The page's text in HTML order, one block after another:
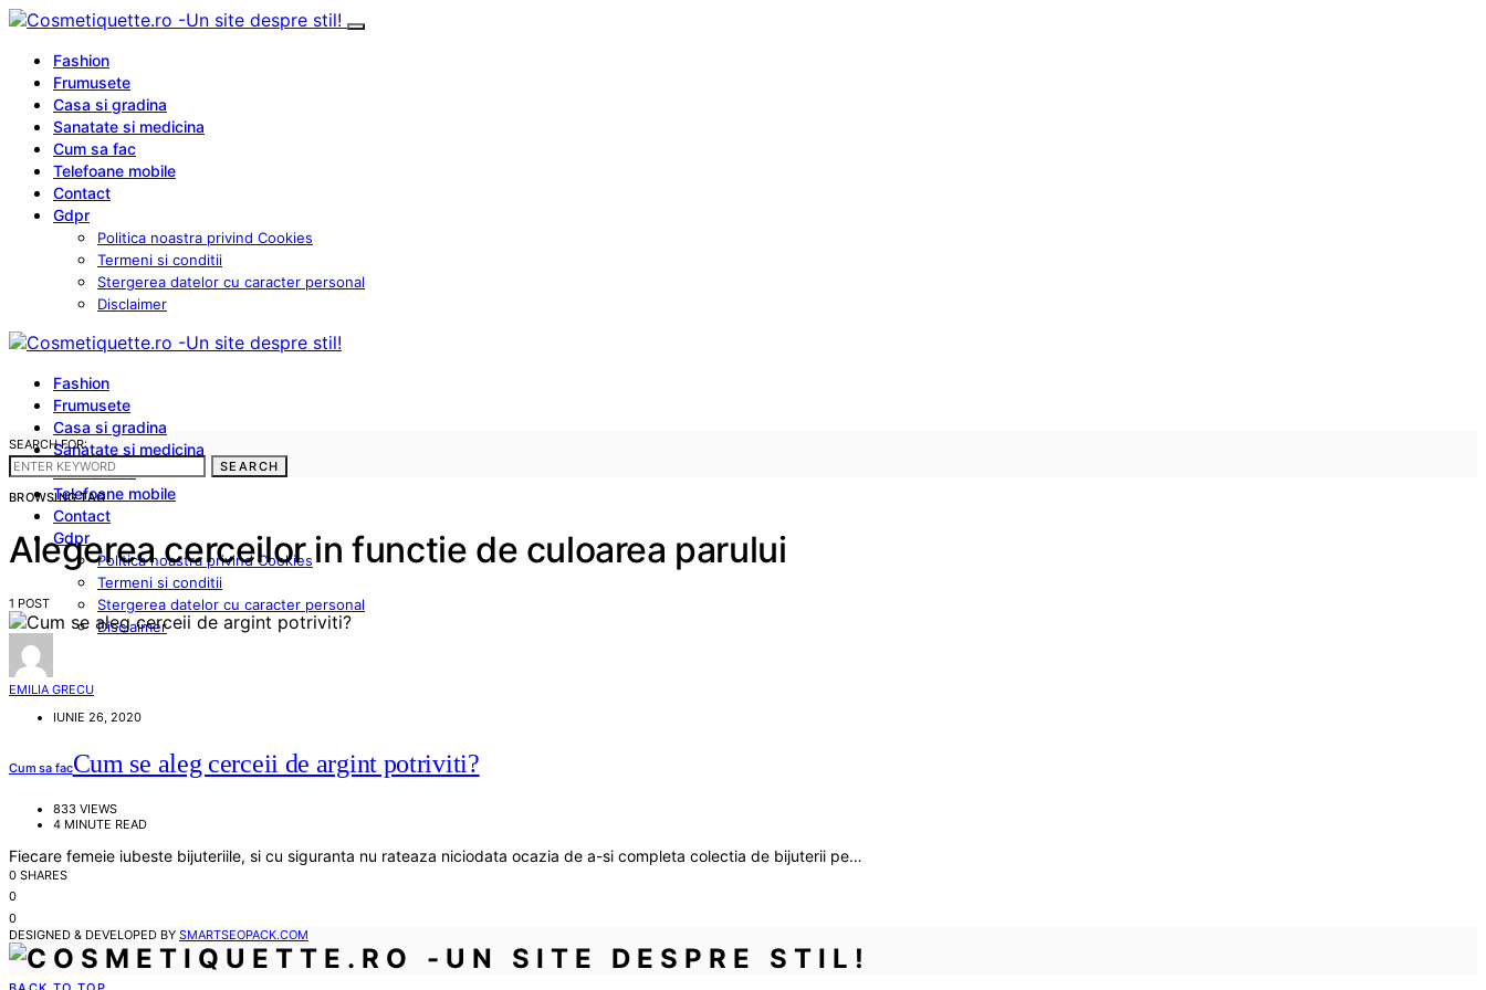
Fashion
Frumusete
Casa si gradina
Sanatate si medicina
Cum sa fac
Telefoane mobile
Contact
Gdpr
Politica noastra privind Cookies
Termeni si conditii
Stergerea datelor cu caracter personal
Disclaimer
Fashion
Frumusete
Casa si gradina
Sanatate si medicina
Cum sa fac
Telefoane mobile
Contact
Gdpr
Politica noastra privind Cookies
Termeni si conditii
Stergerea datelor cu caracter personal
Disclaimer
SEARCH FOR:
SEARCH
BROWSING TAG
Alegerea cerceilor in functie de culoarea parului
1 POST
EMILIA GRECU
IUNIE 26, 2020
Cum sa facCum se aleg cerceii de argint potriviti?
833 VIEWS
4 MINUTE READ
Fiecare femeie iubeste bijuteriile, si cu siguranta nu rateaza niciodata ocazia de a-si completa colectia de bijuterii pe…
0 SHARES
0
0
DESIGNED & DEVELOPED BY SMARTSEOPACK.COM